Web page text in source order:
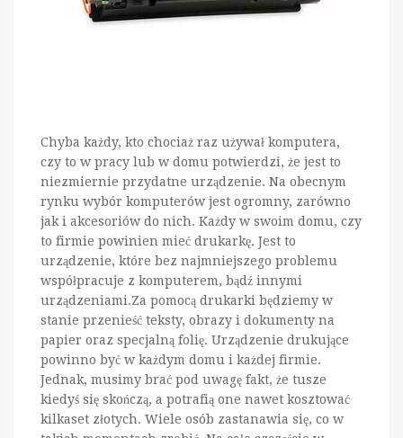
Chyba każdy, kto chociaż raz używał komputera,
czy to w pracy lub w domu potwierdzi, że jest to
niezmiernie przydatne urządzenie. Na obecnym
rynku wybór komputerów jest ogromny, zarówno
jak i akcesoriów do nich. Każdy w swoim domu, czy
to firmie powinien mieć drukarkę. Jest to
urządzenie, które bez najmniejszego problemu
współpracuje z komputerem, bądź innymi
urządzeniami.Za pomocą drukarki będziemy w
stanie przenieść teksty, obrazy i dokumenty na
papier oraz specjalną folię. Urządzenie drukujące
powinno być w każdym domu i każdej firmie.
Jednak, musimy brać pod uwagę fakt, że tusze
kiedyś się skończą, a potrafią one nawet kosztować
kilkaset złotych. Wiele osób zastanawia się, co w